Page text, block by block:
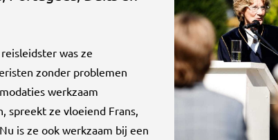
was ze
zonder problemen
werkzaam
spreekt ze vloeiend Frans,
is ze ook werkzaam bij een